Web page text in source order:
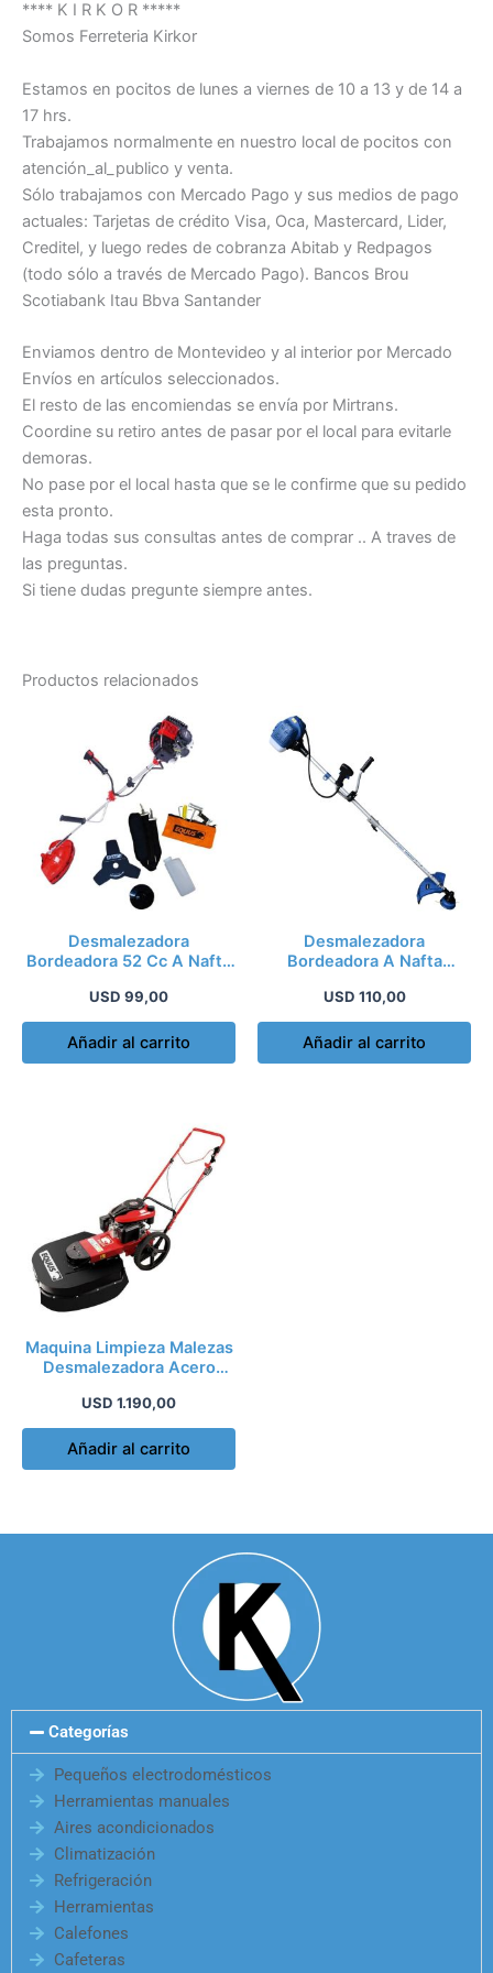
**** K I R K O R *****
Somos Ferreteria Kirkor
Estamos en pocitos de lunes a viernes de 10 a 13 y de 14 a
17 hrs.
Trabajamos normalmente en nuestro local de pocitos con
atención_al_publico y venta.
Sólo trabajamos con Mercado Pago y sus medios de pago
actuales: Tarjetas de crédito Visa, Oca, Mastercard, Lider,
Creditel, y luego redes de cobranza Abitab y Redpagos
(todo sólo a través de Mercado Pago). Bancos Brou
Scotiabank Itau Bbva Santander
Enviamos dentro de Montevideo y al interior por Mercado
Envíos en artículos seleccionados.
El resto de las encomiendas se envía por Mirtrans.
Coordine su retiro antes de pasar por el local para evitarle
demoras.
No pase por el local hasta que se le confirme que su pedido
esta pronto.
Haga todas sus consultas antes de comprar .. A traves de
las preguntas.
Si tiene dudas pregunte siempre antes.
Productos relacionados
Desmalezadora
Bordeadora 52 Cc A Nafta
USD 99,00
Añadir al carrito
Desmalezadora
Bordeadora A Nafta
USD 110,00
Añadir al carrito
Maquina Limpieza Malezas
Desmalezadora Acero
USD 1.190,00
Añadir al carrito
Categorías
Pequeños electrodomésticos
Herramientas manuales
Aires acondicionados
Climatización
Refrigeración
Herramientas
Calefones
Cafeteras